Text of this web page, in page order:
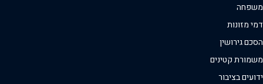
משפחה
דמי מזונות
הסכם גירושין
משמורת קטינים
ידועים בציבור